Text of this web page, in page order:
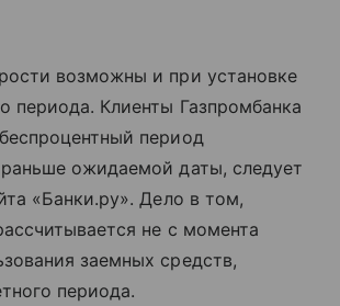
возможны и при установке
периода. Клиенты Газпромбанка
период
раньше ожидаемой даты, следует
«Банки.ру». Дело в том,
не с момента
заемных средств,
периода.